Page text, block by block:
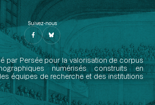
Suivez-nous
par Persée pour la valorisation de corpus
numérisés construits en
équipes de recherche et des institutions